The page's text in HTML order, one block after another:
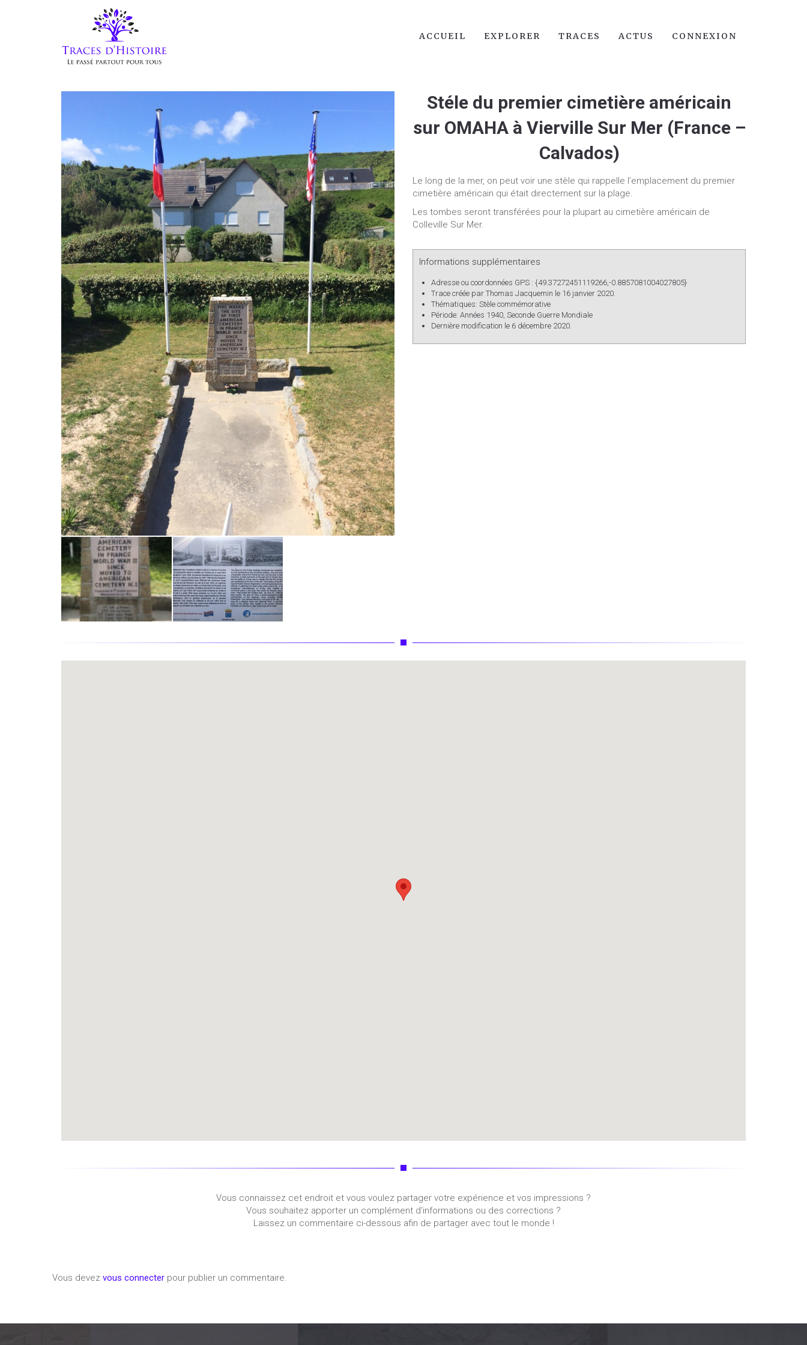
ACCUEIL EXPLORER TRACES ACTUS CONNEXION
Stéle du premier cimetière américain
sur OMAHA à Vierville Sur Mer (France –
Calvados)
Le long de la mer, on peut voir une stèle qui rappelle l’emplacement du premier
cimetière américain qui était directement sur la plage.
Les tombes seront transférées pour la plupart au cimetière américain de
Colleville Sur Mer.
Informations supplémentaires
Adresse ou coordonnées GPS : {49.37272451119266,-0.8857081004027805}
Trace créée par Thomas Jacquemin le 16 janvier 2020.
Thématiques: Stèle commémorative
Période: Années 1940, Seconde Guerre Mondiale
Dernière modification le 6 décembre 2020.
Vous connaissez cet endroit et vous voulez partager votre expérience et vos impressions ?
Vous souhaitez apporter un complément d'informations ou des corrections ?
Laissez un commentaire ci-dessous afin de partager avec tout le monde !
Vous devez vous connecter pour publier un commentaire.